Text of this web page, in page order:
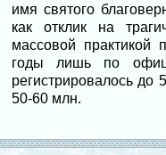
имя святого
как отклик на
массовой практикой
годы лишь по
регистрировалось
50-60 млн.